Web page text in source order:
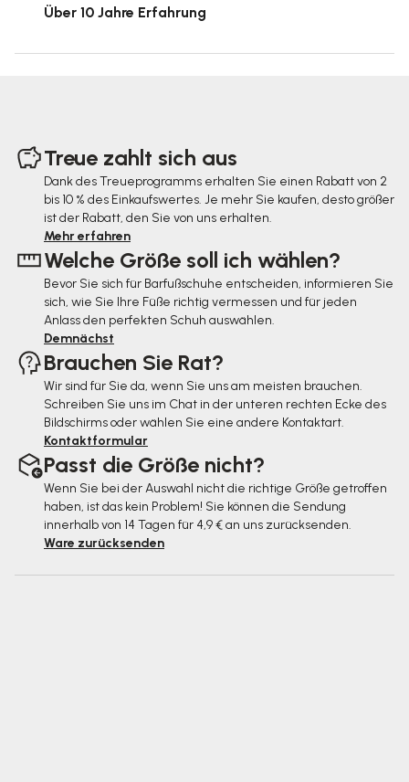
Über 10 Jahre Erfahrung
Treue zahlt sich aus
Dank des Treueprogramms erhalten Sie einen Rabatt von 2
bis 10 % des Einkaufswertes. Je mehr Sie kaufen, desto größer
ist der Rabatt, den Sie von uns erhalten.
Mehr erfahren
Welche Größe soll ich wählen?
Bevor Sie sich für Barfußschuhe entscheiden, informieren Sie
sich, wie Sie Ihre Füße richtig vermessen und für jeden
Anlass den perfekten Schuh auswählen.
Demnächst
Brauchen Sie Rat?
Wir sind für Sie da, wenn Sie uns am meisten brauchen.
Schreiben Sie uns im Chat in der unteren rechten Ecke des
Bildschirms oder wählen Sie eine andere Kontaktart.
Kontaktformular
Passt die Größe nicht?
Wenn Sie bei der Auswahl nicht die richtige Größe getroffen
haben, ist das kein Problem! Sie können die Sendung
innerhalb von 14 Tagen für 4,9 € an uns zurücksenden.
Ware zurücksenden